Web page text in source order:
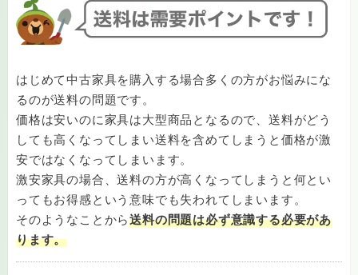
はじめて中古家具を購入する場合多くの方がお悩みにな
るのが送料の問題です。
価格は安いのに家具は大型商品となるので、送料がどう
しても高くなってしまい送料を含めてしまうと価格が激
安ではなくなってしまいます。
激安家具の場合、送料の方が高くなってしまうと何とい
ってもお得感という意味でも失われてしまいます。
そのようなことから送料の問題は必ず意識する必要があ
ります。